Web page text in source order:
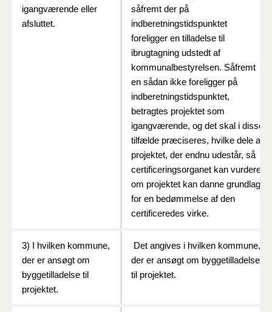
igangværende eller
afsluttet.
såfremt der på
indberetningstidspunktet
foreligger en tilladelse til
ibrugtagning udstedt af
kommunalbestyrelsen. Såfremt
en sådan ikke foreligger på
indberetningstidspunktet,
betragtes projektet som
igangværende, og det skal i disse
tilfælde præciseres, hvilke dele af
projektet, der endnu udestår, så
certificeringsorganet kan vurdere,
om projektet kan danne grundlag
for en bedømmelse af den
certificeredes virke.
3) I hvilken kommune,
der er ansøgt om
byggetilladelse til
projektet.
Det angives i hvilken kommune,
der er ansøgt om byggetilladelse
til projektet.